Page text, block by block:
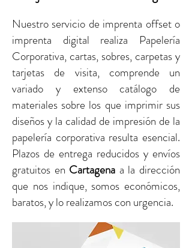
Nuestro servicio de imprenta offset o
imprenta digital realiza Papelería
Corporativa, cartas, sobres, carpetas y
tarjetas de visita, comprende un
variado y extenso catálogo de
materiales sobre los que imprimir sus
diseños y la calidad de impresión de la
papelería corporativa resulta esencial.
Plazos de entrega reducidos y envíos
gratuitos en Cartagena a la dirección
que nos indique, somos económicos,
baratos, y lo realizamos con urgencia.